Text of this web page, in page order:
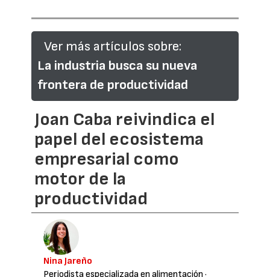
Ver más artículos sobre:
La industria busca su nueva
frontera de productividad
Joan Caba reivindica el
papel del ecosistema
empresarial como
motor de la
productividad
Nina Jareño
Periodista especializada en alimentación ·